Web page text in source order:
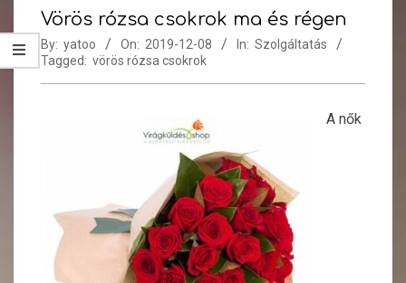
Vörös rózsa csokrok ma és régen
By: yatoo On: 2019-12-08 In: Szolgáltatás
Tagged: vörös rózsa csokrok
A nők